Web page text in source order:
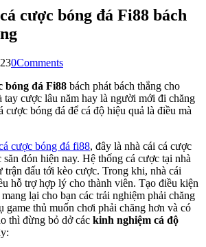
cược bóng đá Fi88 bách
0Comments
bóng đá Fi88 bách phát bách thắng cho
cược lâu năm hay là người mới đi chăng
cược bóng đá để cá độ hiệu quả là điều mà
cược bóng đá fi88, đây là nhà cái cá cược
đón hiện nay. Hệ thống cá cược tại nhà
trận đấu tới kèo cược. Trong khi, nhà cái
hỗ trợ hợp lý cho thành viên. Tạo điều kiện
lại cho bạn các trải nghiệm phải chăng
game thủ muốn chơi phải chăng hơn và có
thì đừng bỏ dở các kinh nghiệm cá độ